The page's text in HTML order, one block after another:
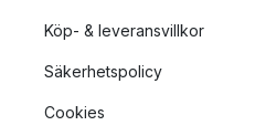
Köp- & leveransvillkor
Säkerhetspolicy
Cookies